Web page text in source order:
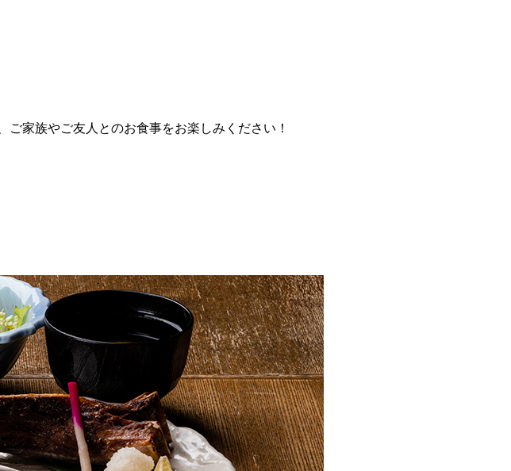
家族やご友人とのお食事をお楽しみください！